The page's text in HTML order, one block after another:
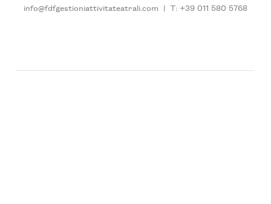
info@fdfgestioniattivitateatrali.com | T: +39 011 580 5768